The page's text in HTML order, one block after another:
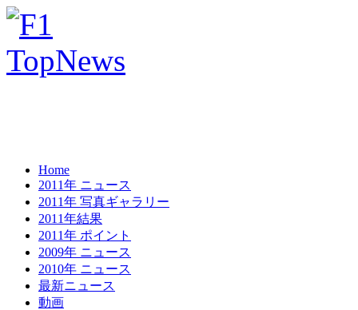
Home
2011年 ニュース
2011年 写真ギャラリー
2011年結果
2011年 ポイント
2009年 ニュース
2010年 ニュース
最新ニュース
動画